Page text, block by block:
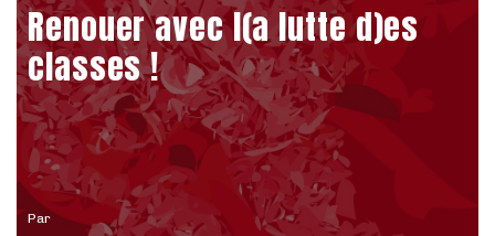
Par
Renouer avec l(a lutte d)es
classes !